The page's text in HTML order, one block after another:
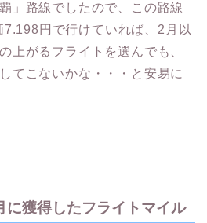
」路線でしたので、この路線
円で行けていれば、2月以
上がるフライトを選んでも、
てこないかな・・・と安易に
獲得したフライトマイル